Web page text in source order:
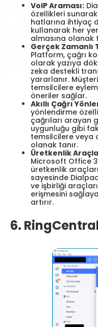
VoIP Araması:
özellikleri
hatlarına ihtiyaç
kullanarak her
almasına olanak
Gerçek Zamanlı
Platform, çağrı
olarak yazıya
zeka destekli
yararlanır.
temsilcilere
öneriler sağlar.
Akıllı Çağrı
yönlendirme
çağrıları arayan
uygunluğu gibi
temsilcilere veya
olanak tanır.
Üretkenlik
Microsoft Office
üretkenlik
sayesinde
ve işbirliği
erişmesini
artırır.
6.